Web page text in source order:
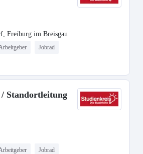
Freiburg im Breisgau
Jobrad
Standortleitung
Jobrad